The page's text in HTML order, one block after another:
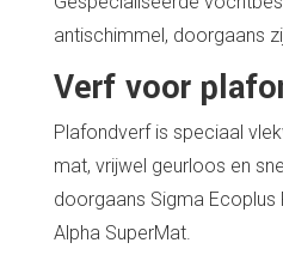
antischimmel, doorgaans
Verf voor
Plafondverf is speciaal
mat, vrijwel geurloos en
doorgaans Sigma Ecoplus
Alpha SuperMat.